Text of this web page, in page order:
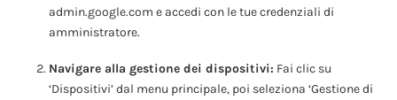
admin.google.com e accedi con le tue credenziali di
amministratore.
Navigare alla gestione dei dispositivi: Fai clic su
‘Dispositivi’ dal menu principale, poi seleziona ‘Gestione di